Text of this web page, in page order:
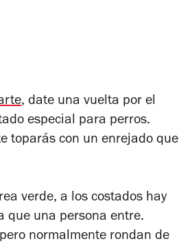
, date una vuelta por el
especial para perros.
toparás con un enrejado que
verde, a los costados hay
que una persona entre.
normalmente rondan de